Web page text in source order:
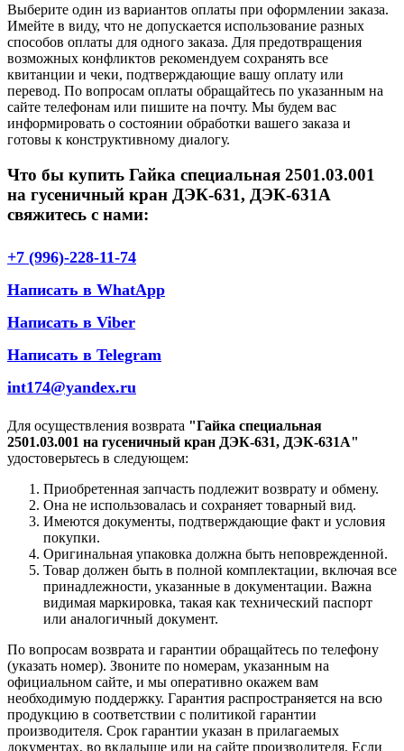
Выберите один из вариантов оплаты при оформлении заказа.
Имейте в виду, что не допускается использование разных
способов оплаты для одного заказа. Для предотвращения
возможных конфликтов рекомендуем сохранять все
квитанции и чеки, подтверждающие вашу оплату или
перевод. По вопросам оплаты обращайтесь по указанным на
сайте телефонам или пишите на почту. Мы будем вас
информировать о состоянии обработки вашего заказа и
готовы к конструктивному диалогу.
Что бы купить Гайка специальная 2501.03.001
на гусеничный кран ДЭК-631, ДЭК-631А
свяжитесь с нами:
+7 (996)-228-11-74
Написать в WhatApp
Написать в Viber
Написать в Telegram
int174@yandex.ru
Для осуществления возврата "Гайка специальная
2501.03.001 на гусеничный кран ДЭК-631, ДЭК-631А"
удостоверьтесь в следующем:
Приобретенная запчасть подлежит возврату и обмену.
Она не использовалась и сохраняет товарный вид.
Имеются документы, подтверждающие факт и условия
покупки.
Оригинальная упаковка должна быть неповрежденной.
Товар должен быть в полной комплектации, включая все
принадлежности, указанные в документации. Важна
видимая маркировка, такая как технический паспорт
или аналогичный документ.
По вопросам возврата и гарантии обращайтесь по телефону
(указать номер). Звоните по номерам, указанным на
официальном сайте, и мы оперативно окажем вам
необходимую поддержку. Гарантия распространяется на всю
продукцию в соответствии с политикой гарантии
производителя. Срок гарантии указан в прилагаемых
документах, во вкладыше или на сайте производителя. Если